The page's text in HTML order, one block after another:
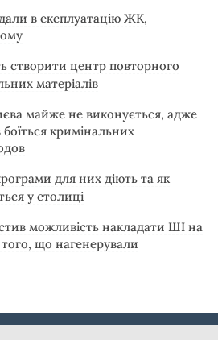
в експлуатацію ЖК,
створити центр повторного
матеріалів
майже не виконується, адже
кримінальних
для них діють та як
у столиці
можливість накладати ШІ на
того, що нагенерували